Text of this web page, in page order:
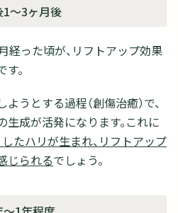
〜3ヶ月後
経った頃が、リフトアップ効果
。
うとする過程（創傷治癒）で、
成が活発になります。これに
たハリが生まれ、リフトアップ
じられるでしょう。